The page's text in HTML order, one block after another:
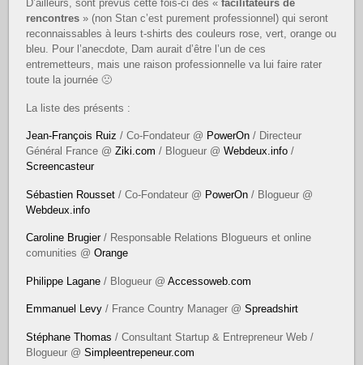
D’ailleurs, sont prévus cette fois-ci des «facilitateurs de
rencontres » (non Stan c’est purement professionnel) qui seront
reconnaissables à leurs t-shirts des couleurs rose, vert, orange ou
bleu. Pour l’anecdote, Dam aurait d’être l’un de ces
entremetteurs, mais une raison professionnelle va lui faire rater
toute la journée 🙁
La liste des présents :
Jean-François Ruiz / Co-Fondateur @ PowerOn / Directeur
Général France @Ziki.com / Blogueur @Webdeux.info /
Screencasteur
Sébastien Rousset / Co-Fondateur @ PowerOn / Blogueur @
Webdeux.info
Caroline Brugier/ Responsable Relations Blogueurs et online
comunities @Orange
Philippe Lagane / Blogueur @Accessoweb.com
Emmanuel Levy / France Country Manager @Spreadshirt
Stéphane Thomas / Consultant Startup & Entrepreneur Web /
Blogueur @Simpleentrepeneur.com